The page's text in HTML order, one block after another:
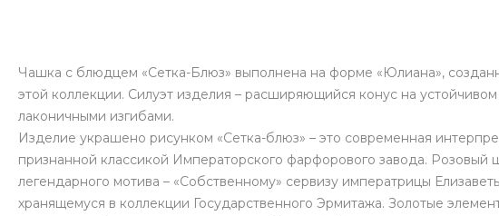
Чашка с блюдцем «Сетка-Блюз» выполнена на форме «Юлиана»,
этой коллекции. Силуэт изделия – расширяющийся конус на
лаконичными изгибами.
Изделие украшено рисунком «Сетка-блюз» – это современная
признанной классикой Императорского фарфорового завода. Розовый
легендарного мотива – «Собственному» сервизу императрицы
хранящемуся в коллекции Государственного Эрмитажа. Золотые